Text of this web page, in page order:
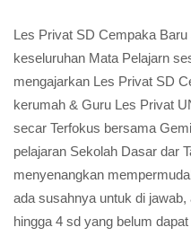
Les Privat SD Cempaka
keseluruhan Mata Pelajarn
mengajarkan Les Privat SD
kerumah & Guru Les Privat
secar Terfokus bersama
pelajaran Sekolah Dasar dar
menyenangkan
ada susahnya untuk di
hingga 4 sd yang belum